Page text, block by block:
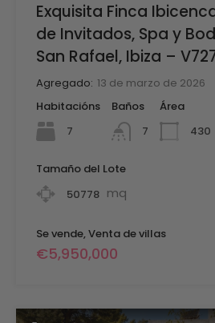
Exquisita Finca
de Invitados, Spa y
San Rafael, Ibiza –
Agregado: 13 de marzo de 2026
Habitacións
7
Baños
7
Área
430
Tamaño del Lote
50778 mq
Se vende, Venta de villas
€5,950,000